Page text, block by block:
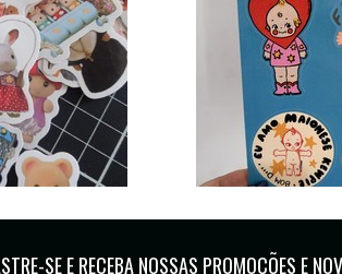
SE E RECEBA NOSSAS PROMOÇÕES E